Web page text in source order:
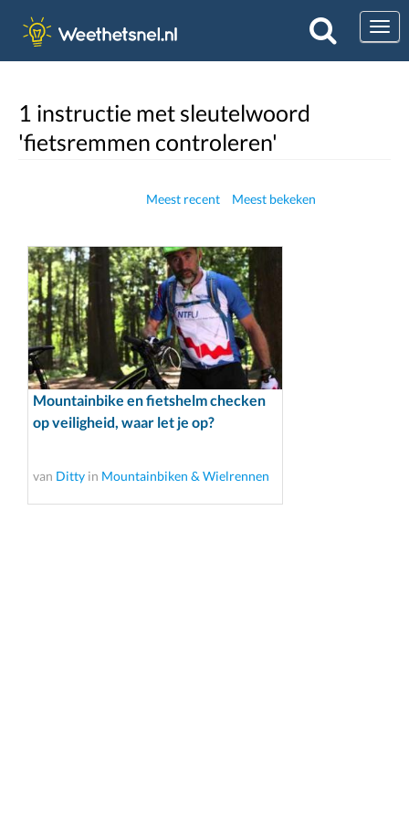
1 instructie met sleutelwoord
'fietsremmen controleren'
Meest recent Meest bekeken
Mountainbike en fietshelm checken
op veiligheid, waar let je op?
van Ditty in Mountainbiken & Wielrennen